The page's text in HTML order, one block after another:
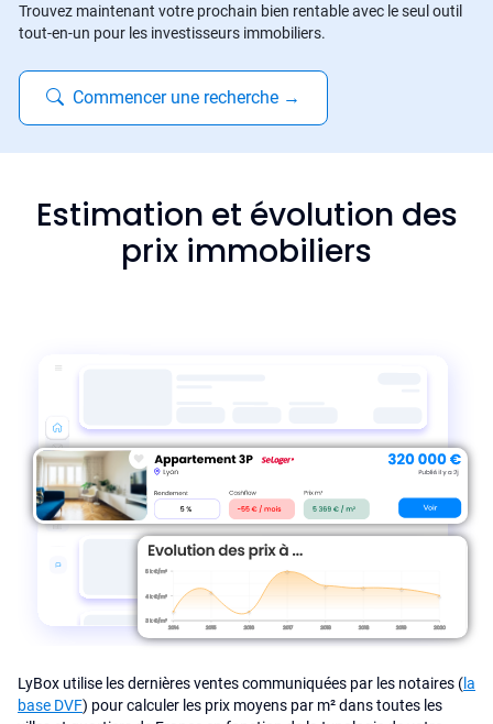
Trouvez maintenant votre prochain bien rentable avec le seul outil
tout-en-un pour les investisseurs immobiliers.
Commencer une recherche →
Estimation et évolution des
prix immobiliers
LyBox utilise les dernières ventes communiquées par les notaires (la
base DVF) pour calculer les prix moyens par m² dans toutes les